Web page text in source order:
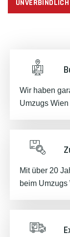
Wir haben
Umzugs
Mit über 20
beim